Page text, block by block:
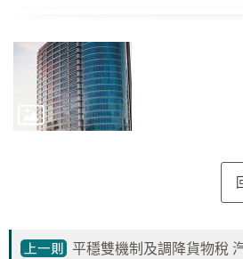
平穩雙機制及調降貨物稅